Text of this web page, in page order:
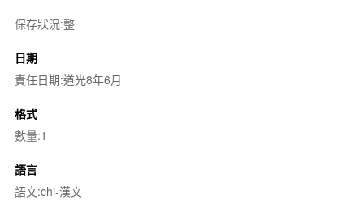
保存狀況:整
日期
責任日期:道光8年6月
格式
數量:1
語言
語文:chi-漢文